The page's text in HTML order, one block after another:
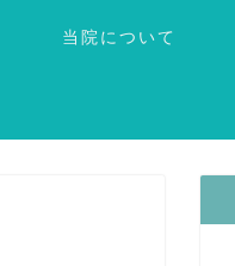
当院について